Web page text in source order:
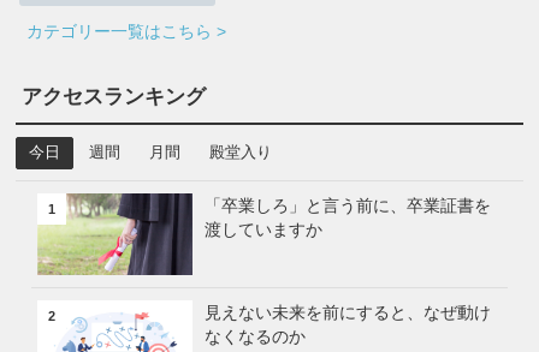
カテゴリー一覧はこちら >
アクセスランキング
今日 週間 月間 殿堂入り
1
「卒業しろ」と言う前に、卒業証書を
渡していますか
2
見えない未来を前にすると、なぜ動け
なくなるのか